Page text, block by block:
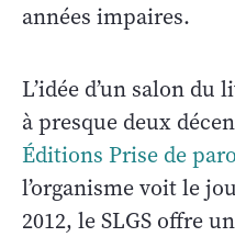
années impaires.
L’idée d’un salon
à presque deux
Éditions Prise de
l’organisme voit le
2012, le SLGS offre